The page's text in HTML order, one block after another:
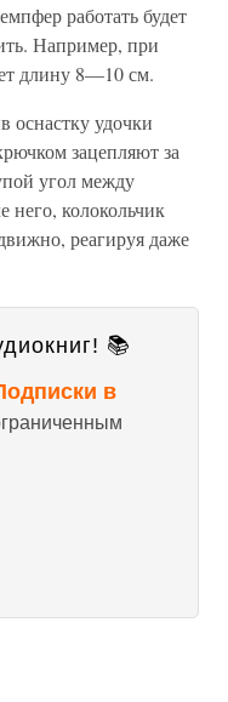
работать будет
Например, при
длину 8—10 см.
оснастку удочки
зацепляют за
угол между
него, колокольчик
реагируя даже
📚
в